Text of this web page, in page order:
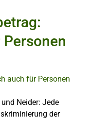
Neider: Jede
der